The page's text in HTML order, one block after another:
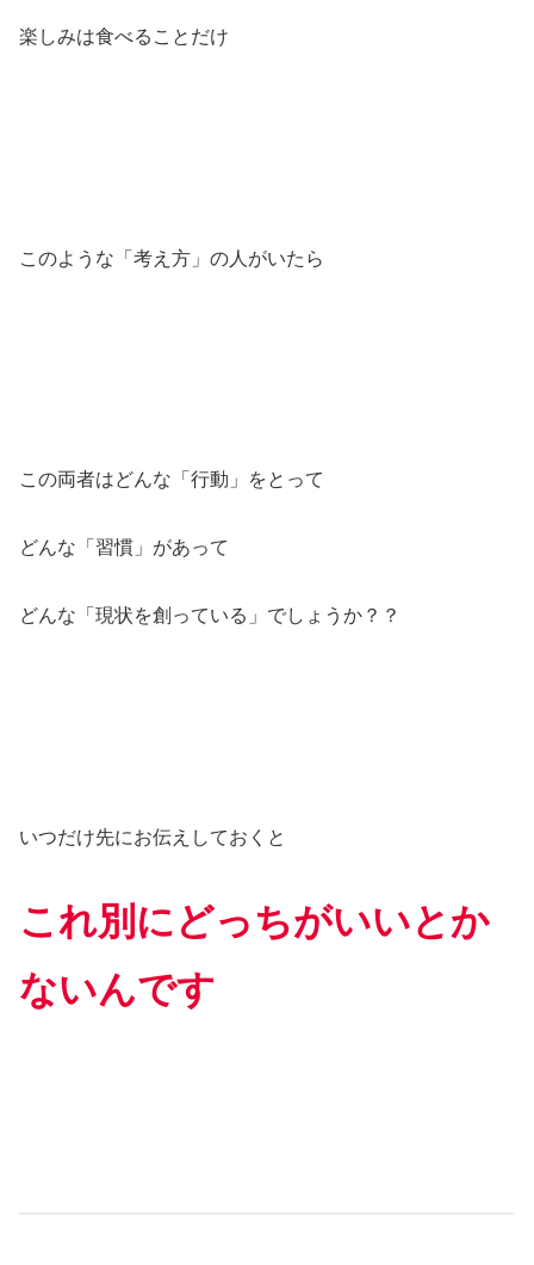
楽しみは食べることだけ
このような「考え方」の人がいたら
この両者はどんな「行動」をとって
どんな「習慣」があって
どんな「現状を創っている」でしょうか？？
いつだけ先にお伝えしておくと
これ別にどっちがいいとか
ないんです